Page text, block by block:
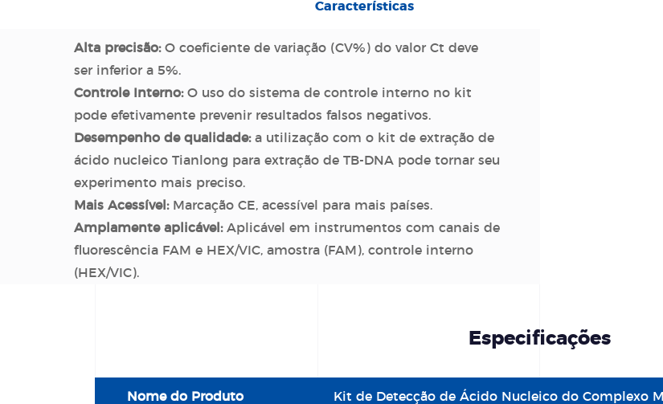
Características
Alta precisão:O coeficiente de variação (CV%) do valor Ct deve
ser inferior a 5%.
Controle Interno:O uso do sistema de controle interno no kit
pode efetivamente prevenir resultados falsos negativos.
Desempenho de qualidade:a utilização com o kit de extração de
ácido nucleico Tianlong para extração de TB-DNA pode tornar seu
experimento mais preciso.
Mais Acessível:Marcação CE, acessível para mais países.
Amplamente aplicável:Aplicável em instrumentos com canais de
fluorescência FAM e HEX/VIC, amostra (FAM), controle interno
(HEX/VIC).
Especificações
Nome do Produto Kit de Detecção de Ácido Nucleico do Complexo